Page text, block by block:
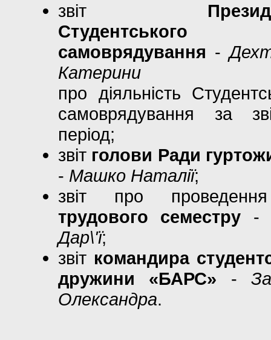
звіт
Студентського
самоврядування -
Катерини
про діяльність
самоврядування за
період;
звіт голови Ради
- Машко Наталії;
звіт про
трудового семестру
Дар\'ї;
звіт командира
дружини «БАРС» -
Олександра.